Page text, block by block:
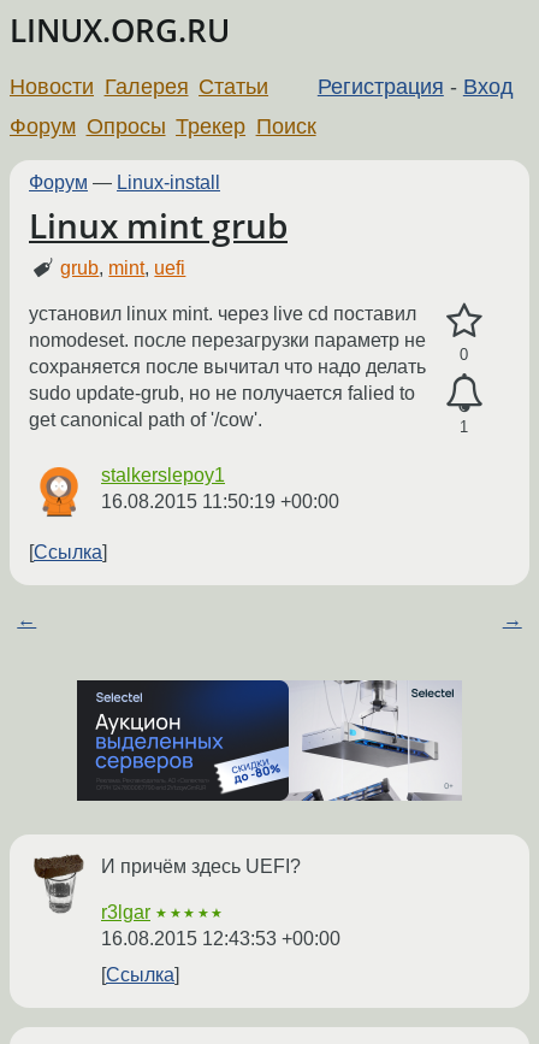
LINUX.ORG.RU
Регистрация - Вход
Новости Галерея Статьи
Форум Опросы Трекер Поиск
Форум — Linux-install
Linux mint grub
grub, mint, uefi
0
1
установил linux mint. через live cd поставил
nomodeset. после перезагрузки параметр не
сохраняется после вычитал что надо делать
sudo update-grub, но не получается falied to
get canonical path of '/cow'.
stalkerslepoy1
16.08.2015 11:50:19 +00:00
Ссылка
← →
И причём здесь UEFI?
r3lgar ★★★★★
16.08.2015 12:43:53 +00:00
Ссылка